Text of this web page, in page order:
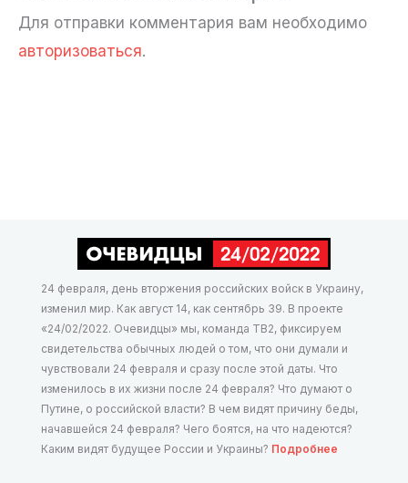
Для отправки комментария вам необходимо
авторизоваться.
24 февраля, день вторжения российских войск в Украину,
изменил мир. Как август 14, как сентябрь 39. В проекте
«24/02/2022. Очевидцы» мы, команда ТВ2, фиксируем
свидетельства обычных людей о том, что они думали и
чувствовали 24 февраля и сразу после этой даты. Что
изменилось в их жизни после 24 февраля? Что думают о
Путине, о российской власти? В чем видят причину беды,
начавшейся 24 февраля? Чего боятся, на что надеются?
Каким видят будущее России и Украины? Подробнее